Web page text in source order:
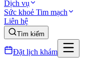
Dịch vụ
Sức khoẻ Tim mạch
Liên hệ
Tìm kiếm
Đặt lịch khám